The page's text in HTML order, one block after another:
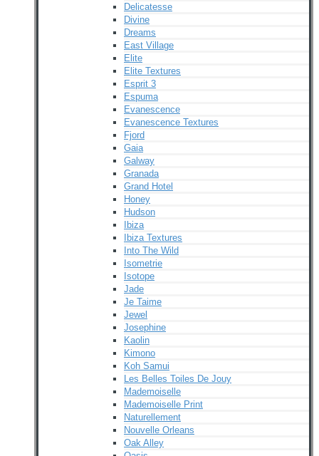
Delicatesse
Divine
Dreams
East Village
Elite
Elite Textures
Esprit 3
Espuma
Evanescence
Evanescence Textures
Fjord
Gaia
Galway
Granada
Grand Hotel
Honey
Hudson
Ibiza
Ibiza Textures
Into The Wild
Isometrie
Isotope
Jade
Je Taime
Jewel
Josephine
Kaolin
Kimono
Koh Samui
Les Belles Toiles De Jouy
Mademoiselle
Mademoiselle Print
Naturellement
Nouvelle Orleans
Oak Alley